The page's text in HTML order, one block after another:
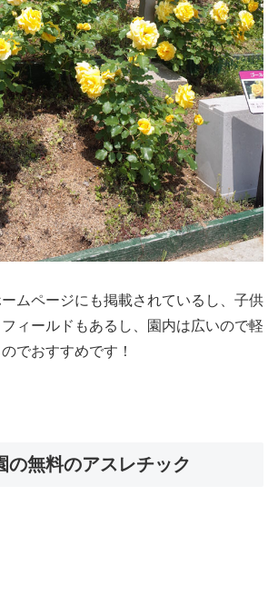
ムページにも掲載されているし、子供
ィールドもあるし、園内は広いので軽
でおすすめです！
の無料のアスレチック